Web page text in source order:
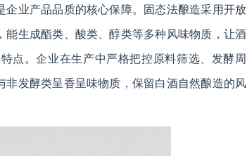
业产品品质的核心保障。固态法酿造采用开放
生成酯类、酸类、醇类等多种风味物质，让酒
点。企业在生产中严格把控原料筛选、发酵周
发酵类呈香呈味物质，保留白酒自然酿造的风